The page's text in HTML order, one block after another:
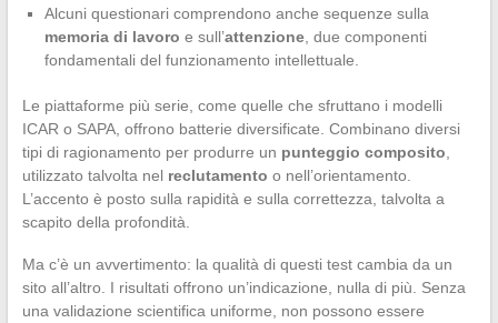
Alcuni questionari comprendono anche sequenze sulla
memoria di lavoro e sull’attenzione, due componenti
fondamentali del funzionamento intellettuale.
Le piattaforme più serie, come quelle che sfruttano i modelli
ICAR o SAPA, offrono batterie diversificate. Combinano diversi
tipi di ragionamento per produrre un punteggio composito
utilizzato talvolta nel reclutamento o nell’orientamento.
L’accento è posto sulla rapidità e sulla correttezza, talvolta a
scapito della profondità.
Ma c’è un avvertimento: la qualità di questi test cambia da un
sito all’altro. I risultati offrono un’indicazione, nulla di più. Senza
una validazione scientifica uniforme, non possono essere